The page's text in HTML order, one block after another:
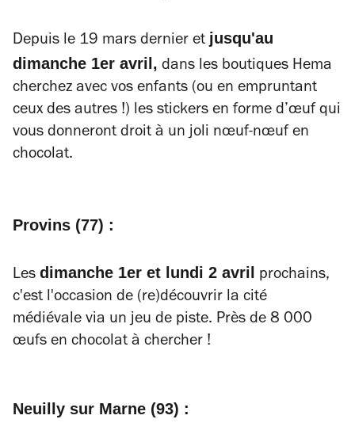
Depuis le 19 mars dernier etjusqu'au
dimanche 1er avril, dans les boutiques Hema
cherchez avec vos enfants (ou en empruntant
ceux des autres !) les stickers en forme d’œuf qui
vous donneront droit à un joli nœuf-nœuf en
chocolat.
Provins (77) :
Les dimanche 1er et lundi 2 avril
prochains,
c'est l'occasion de (re)découvrir la cité
médiévale via un jeu de piste. Près de 8 000
œufs en chocolat à chercher !
Neuilly sur Marne (93) :